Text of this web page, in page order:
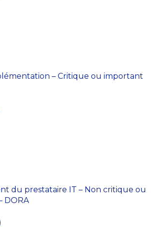
– Critique ou important
du prestataire IT – Non critique ou
DORA